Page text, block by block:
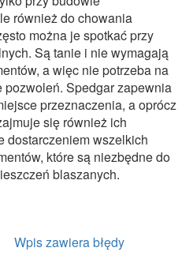
również do chowania
można je spotkać przy
Są tanie i nie wymagają
a więc nie potrzeba na
pozwoleń. Spedgar zapewnia
przeznaczenia, a oprócz
się również ich
dostarczeniem wszelkich
które są niezbędne do
blaszanych.
Wpis zawiera błędy